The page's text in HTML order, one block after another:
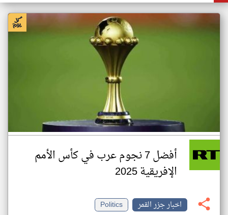
أفضل 7 نجوم عرب في كأس الأمم
الإفريقية 2025
اخبار جزر القمر
Politics